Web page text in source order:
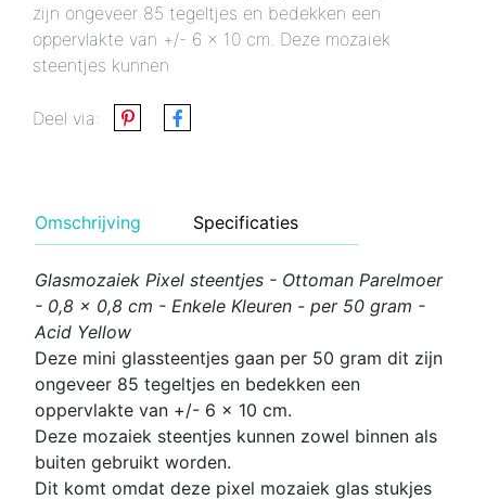
zijn ongeveer 85 tegeltjes en bedekken een
oppervlakte van +/- 6 x 10 cm. Deze mozaiek
steentjes kunnen
Deel via:
Omschrijving Specificaties
Glasmozaiek Pixel steentjes - Ottoman Parelmoer
- 0,8 x 0,8 cm - Enkele Kleuren - per 50 gram -
Acid Yellow
Deze mini glassteentjes gaan per 50 gram dit zijn
ongeveer 85 tegeltjes en bedekken een
oppervlakte van +/- 6 x 10 cm.
Deze mozaiek steentjes kunnen zowel binnen als
buiten gebruikt worden.
Dit komt omdat deze pixel mozaiek glas stukjes